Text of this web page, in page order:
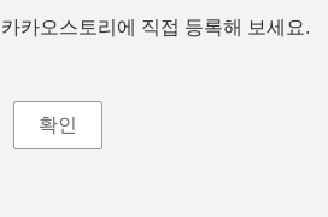
카오스토리에 직접 등록해 보세요.
확인